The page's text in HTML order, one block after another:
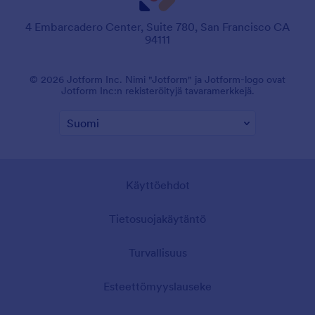
4 Embarcadero Center, Suite 780, San Francisco CA
94111
© 2026 Jotform Inc. Nimi "Jotform" ja Jotform-logo ovat
Jotform Inc:n rekisteröityjä tavaramerkkejä.
Käyttöehdot
Tietosuojakäytäntö
Turvallisuus
Esteettömyyslauseke